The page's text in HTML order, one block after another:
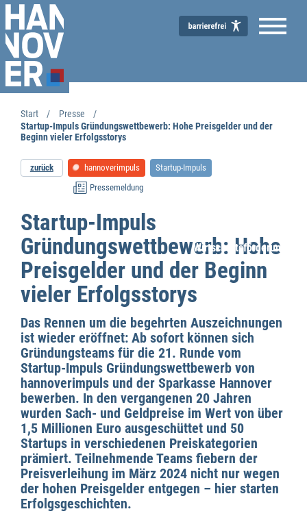
Wirtschaftsförderung
Start
Presse
Startup-Impuls Gründungswettbewerb: Hohe Preisgelder und der
Beginn vieler Erfolgsstorys
zurück hannoverimpuls
Startup-Impuls
Pressemeldung
Startup-Impuls
Gründungswettbewerb: Hohe
Preisgelder und der Beginn
vieler Erfolgsstorys
Das Rennen um die begehrten Auszeichnungen
ist wieder eröffnet: Ab sofort können sich
Gründungsteams für die 21. Runde vom
Startup-Impuls Gründungswettbewerb von
hannoverimpuls und der Sparkasse Hannover
bewerben. In den vergangenen 20 Jahren
wurden Sach- und Geldpreise im Wert von über
1,5 Millionen Euro ausgeschüttet und 50
Startups in verschiedenen Preiskategorien
prämiert. Teilnehmende Teams fiebern der
Preisverleihung im März 2024 nicht nur wegen
der hohen Preisgelder entgegen – hier starten
Erfolgsgeschichten.